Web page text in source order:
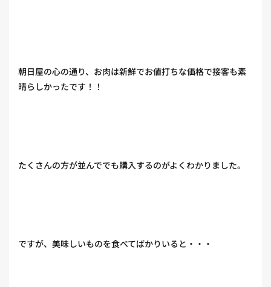
朝日屋の心の通り、お肉は新鮮でお値打ちな価格で接客も素
晴らしかったです！！
たくさんの方が並んででも購入するのがよくわかりました。
ですが、美味しいものを食べてばかりいると・・・